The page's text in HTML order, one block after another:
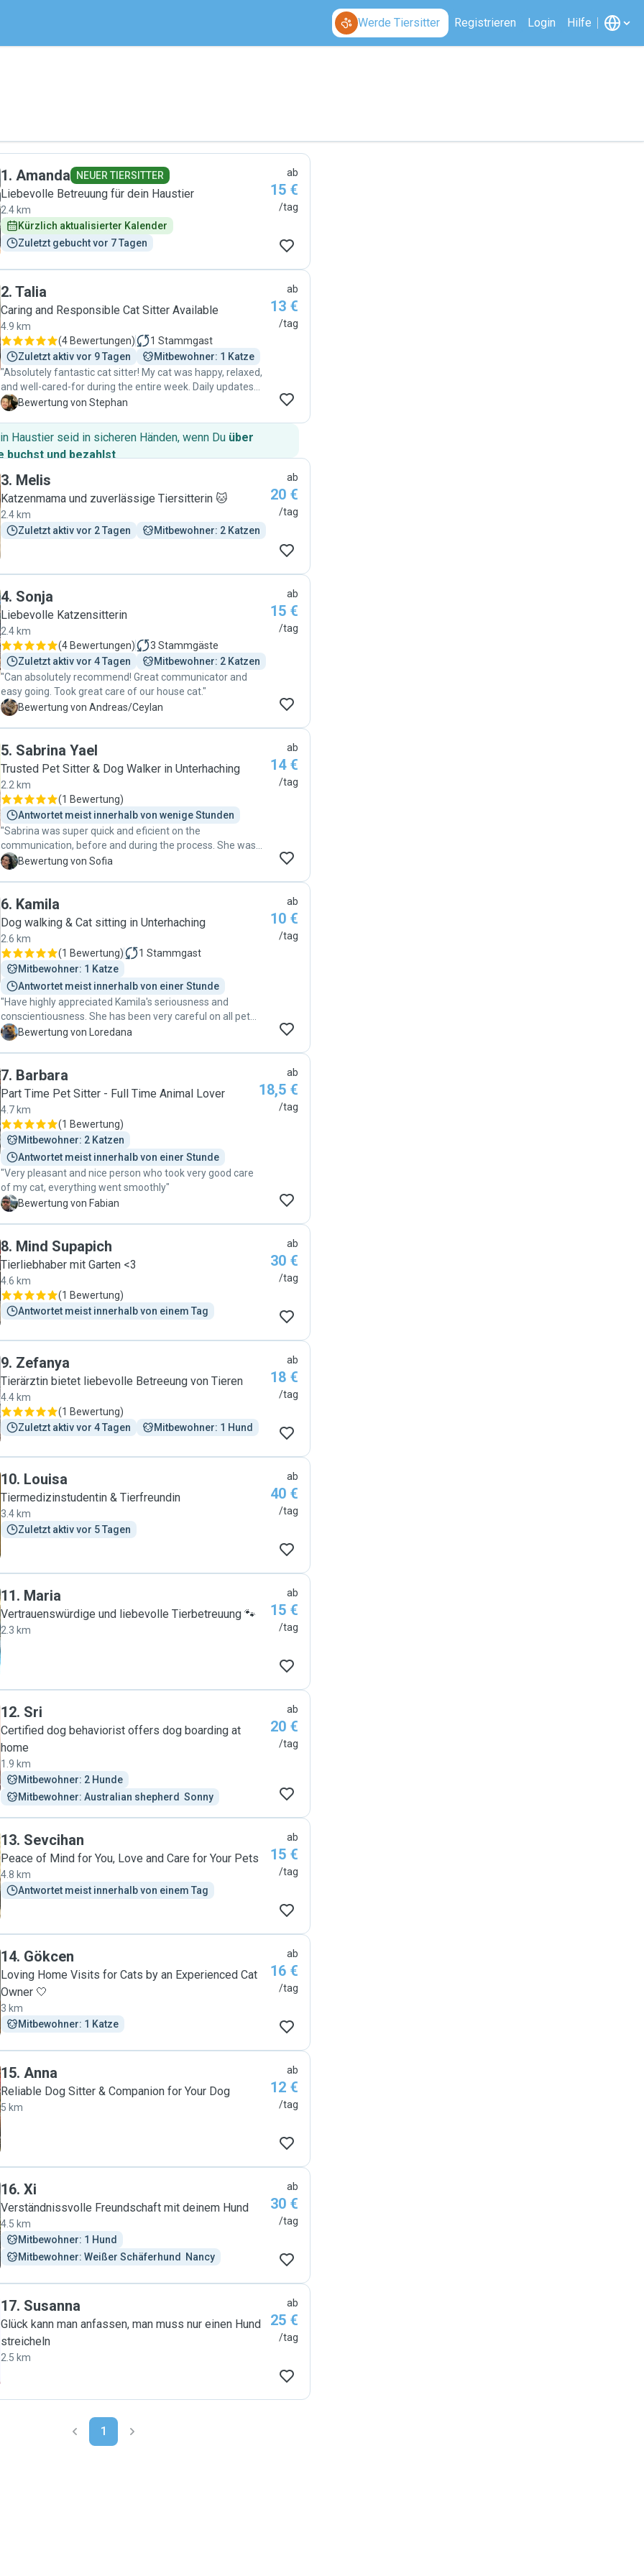
Werde Tiersitter Registrieren Login Hilfe
1. Amanda NEUER TIERSITTER
Liebevolle Betreuung für dein Haustier
2.4 km
Kürzlich aktualisierter Kalender
Zuletzt gebucht vor 7 Tagen
ab
15 €
/tag
2. Talia
Caring and Responsible Cat Sitter Available
4.9 km
(4 Bewertungen) 1 Stammgast
Zuletzt aktiv vor 9 Tagen
Mitbewohner: 1 Katze
"Absolutely fantastic cat sitter! My cat was happy, relaxed,
and well-cared-for during the entire week. Daily updates
and photos gave me complete peace of mind. Super
S Bewertung von Stephan
ab
13 €
/tag
Haustier seid in sicheren Händen, wenn Du über
buchst und bezahlst.
3. Melis
Katzenmama und zuverlässige Tiersitterin 🐱
2.4 km
Zuletzt aktiv vor 2 Tagen
Mitbewohner: 2 Katzen
ab
20 €
/tag
4. Sonja
Liebevolle Katzensitterin
2.4 km
(4 Bewertungen) 3 Stammgäste
Zuletzt aktiv vor 4 Tagen
Mitbewohner: 2 Katzen
"Can absolutely recommend! Great communicator and
easy going. Took great care of our house cat."
A Bewertung von Andreas/Ceylan
ab
15 €
/tag
5. Sabrina Yael
Trusted Pet Sitter & Dog Walker in Unterhaching
2.2 km
(1 Bewertung)
Antwortet meist innerhalb von wenige Stunden
"Sabrina was super quick and eficient on the
communication, before and during the process. She was
professional, everyday was updating us with a detailed
S Bewertung von Sofia
ab
14 €
/tag
6. Kamila
Dog walking & Cat sitting in Unterhaching
2.6 km
(1 Bewertung) 1 Stammgast
Mitbewohner: 1 Katze
Antwortet meist innerhalb von einer Stunde
"Have highly appreciated Kamila's seriousness and
conscientiousness. She has been very careful on all pet
care aspects, from food and eating habits, toys and play, to
Herzi could not have been on better hands on the first time
he has been alone without us!"
L Bewertung von Loredana
ab
10 €
/tag
7. Barbara
Part Time Pet Sitter - Full Time Animal Lover
4.7 km
(1 Bewertung)
Mitbewohner: 2 Katzen
Antwortet meist innerhalb von einer Stunde
"Very pleasant and nice person who took very good care
of my cat, everything went smoothly"
F
Bewertung von Fabian
ab
18,5 €
/tag
8. Mind Supapich
Tierliebhaber mit Garten <3
4.6 km
(1 Bewertung)
Antwortet meist innerhalb von einem Tag
ab
30 €
/tag
9. Zefanya
Tierärztin bietet liebevolle Betreeung von Tieren
4.4 km
(1 Bewertung)
Zuletzt aktiv vor 4 Tagen
Mitbewohner: 1 Hund
ab
18 €
/tag
10. Louisa
Tiermedizinstudentin & Tierfreundin
3.4 km
Zuletzt aktiv vor 5 Tagen
ab
40 €
/tag
11. Maria
Vertrauenswürdige und liebevolle Tierbetreuung 🐾
2.3 km
ab
15 €
/tag
12. Sri
Certified dog behaviorist offers dog boarding at
home
1.9 km
Mitbewohner: 2 Hunde
Mitbewohner: Australian shepherd  Sonny
ab
20 €
/tag
13. Sevcihan
Peace of Mind for You, Love and Care for Your Pets
4.8 km
Antwortet meist innerhalb von einem Tag
ab
15 €
/tag
14. Gökcen
Loving Home Visits for Cats by an Experienced Cat
Owner 🤍
3 km
Mitbewohner: 1 Katze
ab
16 €
/tag
15. Anna
Reliable Dog Sitter & Companion for Your Dog
5 km
ab
12 €
/tag
16. Xi
Verständnissvolle Freundschaft mit deinem Hund
4.5 km
Mitbewohner: 1 Hund
Mitbewohner: Weißer Schäferhund  Nancy
ab
30 €
/tag
17. Susanna
Glück kann man anfassen, man muss nur einen Hund
streicheln
2.5 km
ab
25 €
/tag
1